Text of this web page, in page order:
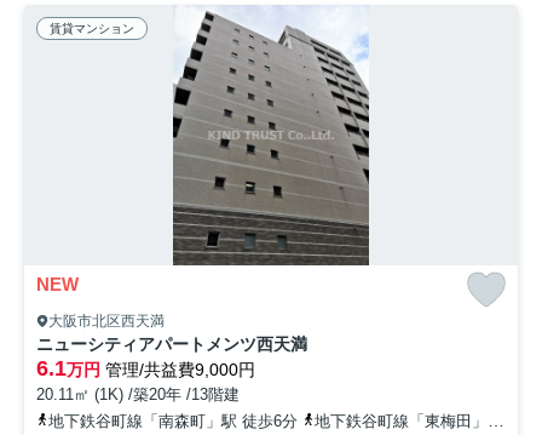
賃貸マンション
NEW
大阪市北区西天満
ニューシティアパートメンツ西天満
6.1万円 管理/共益費9,000円
20.11㎡ (1K) /築20年 /13階建
地下鉄谷町線「南森町」駅 徒歩6分
地下鉄谷町線「東梅田」駅 徒歩10分